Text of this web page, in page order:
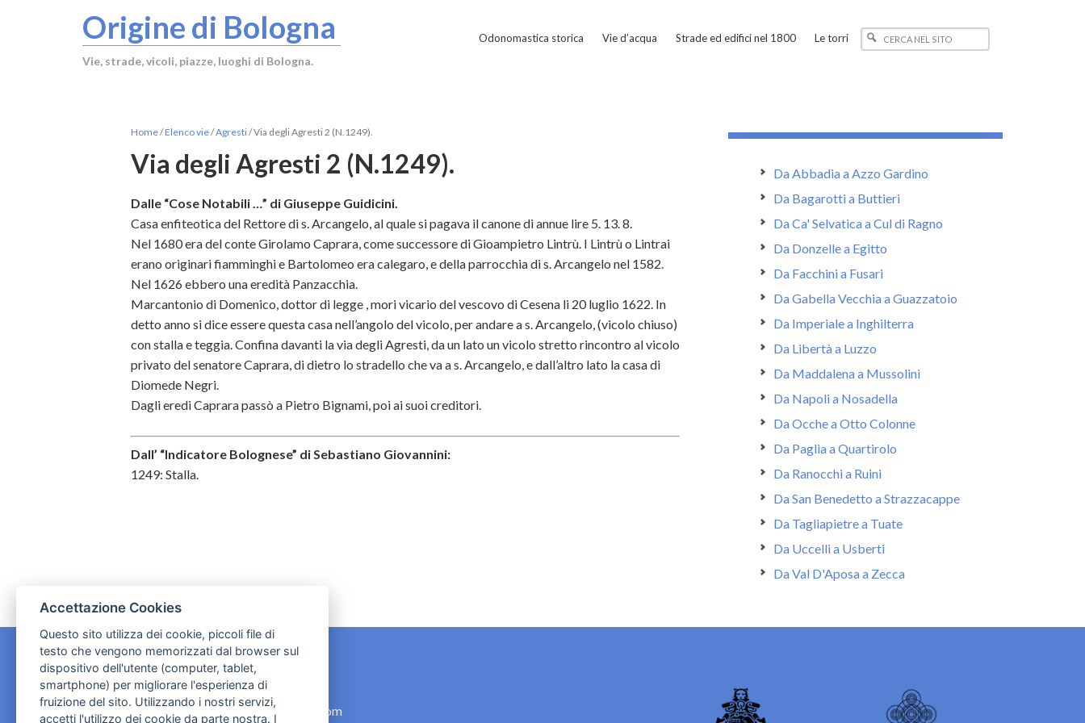
Origine di Bologna
Vie, strade, vicoli, piazze, luoghi di Bologna.
Odonomastica storica Vie d’acqua Strade ed edifici nel 1800 Le torri
Home/Elenco vie/Agresti/Via degli Agresti 2 (N.1249).
Via degli Agresti 2 (N.1249).
Dalle “Cose Notabili …” di Giuseppe Guidicini.
Casa enfiteotica del Rettore di s. Arcangelo, al quale si pagava il canone di annue lire 5. 13. 8.
Nel 1680 era del conte Girolamo Caprara, come successore di Gioampietro Lintrù. I Lintrù o Lintrai
erano originari fiamminghi e Bartolomeo era calegaro, e della parrocchia di s. Arcangelo nel 1582.
Nel 1626 ebbero una eredità Panzacchia.
Marcantonio di Domenico, dottor di legge , mori vicario del vescovo di Cesena li 20 luglio 1622. In
detto anno si dice essere questa casa nell’angolo del vicolo, per andare a s. Arcangelo, (vicolo chiuso)
con stalla e teggia. Confina davanti la via degli Agresti, da un lato un vicolo stretto rincontro al vicolo
privato del senatore Caprara, di dietro lo stradello che va a s. Arcangelo, e dall’altro lato la casa di
Diomede Negri.
Dagli eredi Caprara passò a Pietro Bignami, poi ai suoi creditori.
Dall’ “Indicatore Bolognese” di Sebastiano Giovannini:
1249: Stalla.
Da Abbadia a Azzo Gardino
Da Bagarotti a Buttieri
Da Ca' Selvatica a Cul di Ragno
Da Donzelle a Egitto
Da Facchini a Fusari
Da Gabella Vecchia a Guazzatoio
Da Imperiale a Inghilterra
Da Libertà a Luzzo
Da Maddalena a Mussolini
Da Napoli a Nosadella
Da Ocche a Otto Colonne
Da Paglia a Quartirolo
Da Ranocchi a Ruini
Da San Benedetto a Strazzacappe
Da Tagliapietre a Tuate
Da Uccelli a Usberti
Da Val D'Aposa a Zecca
CONTATTI
contact.originebologna@gmail.com
Accettazione Cookies
Questo sito utilizza dei cookie, piccoli file di
testo che vengono memorizzati dal browser sul
dispositivo dell'utente (computer, tablet,
smartphone) per migliorare l'esperienza di
fruizione del sito. Utilizzando i nostri servizi,
accetti l'utilizzo dei cookie da parte nostra. I